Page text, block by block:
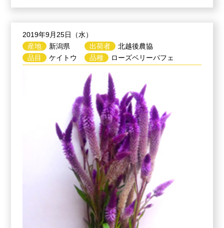
2019年9月25日（水）
産地
新潟県
品目
ケイトウ
出荷者
北越後農協
品種
ローズベリーパフェ